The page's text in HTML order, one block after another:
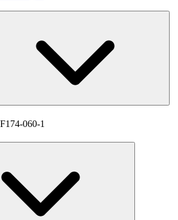
060-1